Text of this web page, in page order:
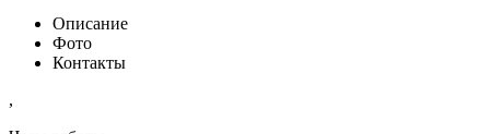
Описание
Фото
Контакты
,